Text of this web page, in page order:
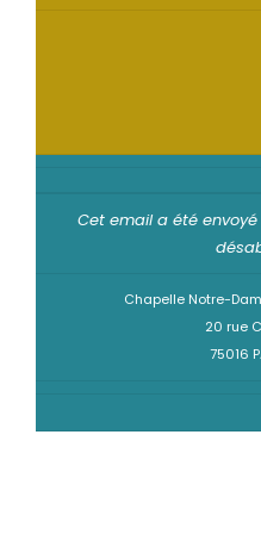
Cet email a été envoyé
Chapelle Notre-
20 rue
75016